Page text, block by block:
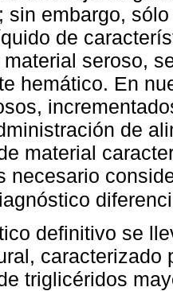
sin embargo,
de
seroso,
hemático. En
de
material
necesario
definitivo se
caracterizado
triglicéridos